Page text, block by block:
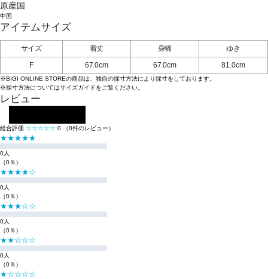
原産国
中国
アイテムサイズ
サイズ 着丈 身幅
ゆき
F
67.0cm 67.0cm 81.0cm
※BIGI ONLINE STOREの商品は、独自の採寸方法により採寸をしております。
※採寸方法についてはサイズガイドをご覧ください。
レビュー
総合評価 ☆☆☆☆☆ 0 （0件のレビュー）
★★★★★
0人
（0％）
★★★★☆
0人
（0％）
★★★☆☆
0人
（0％）
★★☆☆☆
0人
（0％）
★☆☆☆☆